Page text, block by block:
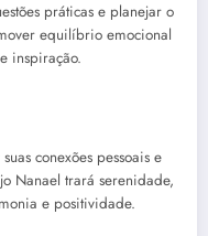
práticas e planejar o
equilíbrio emocional
inspiração.
conexões pessoais e
Nanael trará serenidade,
e positividade.